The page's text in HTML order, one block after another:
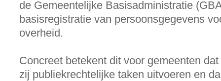
de Gemeentelijke Basisadministratie
basisregistratie van persoonsgegevens
overheid.
Concreet betekent dit voor gemeenten
zij publiekrechtelijke taken uitvoeren en